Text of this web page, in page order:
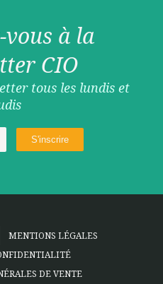
à la
CIO
tous les lundis et
MENTIONS LÉGALES
DE VENTE